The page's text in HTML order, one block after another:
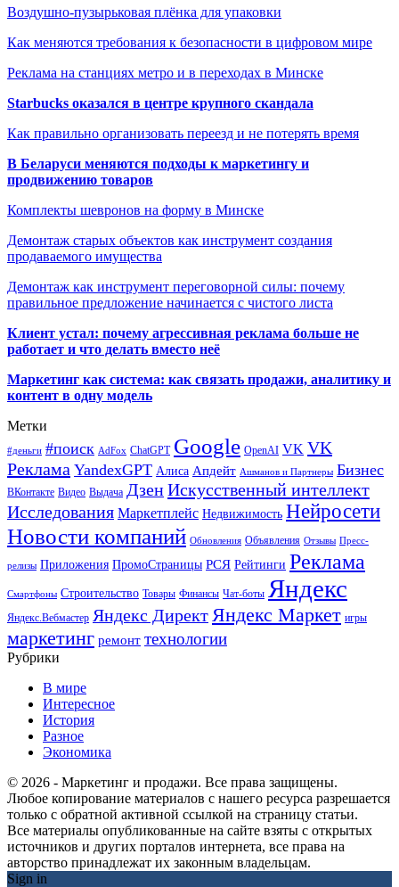
Воздушно-пузырьковая плёнка для упаковки
Как меняются требования к безопасности в цифровом мире
Реклама на станциях метро и в переходах в Минске
Starbucks оказался в центре крупного скандала
Как правильно организовать переезд и не потерять время
В Беларуси меняются подходы к маркетингу и
продвижению товаров
Комплекты шевронов на форму в Минске
Демонтаж старых объектов как инструмент создания
продаваемого имущества
Демонтаж как инструмент переговорной силы: почему
правильное предложение начинается с чистого листа
Клиент устал: почему агрессивная реклама больше не
работает и что делать вместо неё
Маркетинг как система: как связать продажи, аналитику и
контент в одну модель
Метки
#деньги #поиск AdFox ChatGPT Google OpenAI VK VK
Реклама YandexGPT Алиса Апдейт Ашманов и Партнеры Бизнес
ВКонтакте Видео Выдача ДзенИскусственный интеллект
Исследования Маркетплейс Недвижимость Нейросети
Новости компаний Обновления Объявления Отзывы Пресс-
релизы Приложения ПромоСтраницы РСЯ Рейтинги Реклама
Смартфоны Строительство Товары Финансы Чат-боты Яндекс
Яндекс.Вебмастер Яндекс Директ Яндекс Маркет игры
маркетинг ремонт технологии
Рубрики
В мире
Интересное
История
Разное
Экономика
© 2026 - Маркетинг и продажи. Все права защищены.
Любое копирование материалов с нашего ресурса разрешается
только с обратной активной ссылкой на страницу статьи.
Все материалы опубликованные на сайте взяты с открытых
источников и других порталов интернета, все права на
авторство принадлежат их законным владельцам.
Sign in